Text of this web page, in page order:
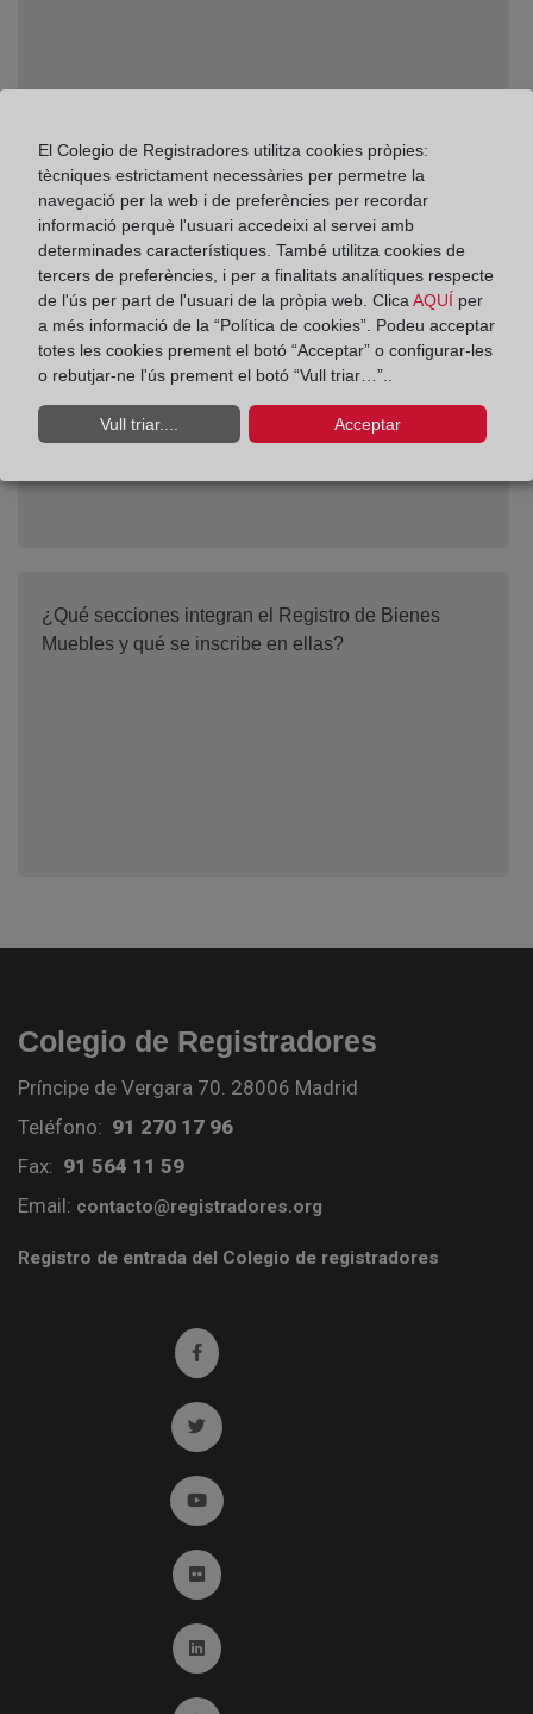
¿Qué no se puede inscribir en el Registro de Bienes
Muebles?
¿Qué secciones integran el Registro de Bienes
Muebles y qué se inscribe en ellas?
Colegio de Registradores
Príncipe de Vergara 70. 28006 Madrid
Teléfono: 91 270 17 96
Fax: 91 564 11 59
Email: contacto@registradores.org
Registro de entrada del Colegio de registradores
Ir a facebook (abre en ventana nueva)
Ir a twitter (abre en ventana nueva)
Ir a YouTube (abre en ventana nueva)
Ir a Flickr (abre en ventana nueva)
Ir a Linkedin (abre en ventana nueva)
El Colegio de Registradores utilitza cookies pròpies:
tècniques estrictament necessàries per permetre la
navegació per la web i de preferències per recordar
informació perquè l'usuari accedeixi al servei amb
determinades característiques. També utilitza cookies de
tercers de preferències, i per a finalitats analítiques respecte
de l'ús per part de l'usuari de la pròpia web. ClicaAQUÍ per
a més informació de la “Política de cookies”. Podeu acceptar
totes les cookies prement el botó “Acceptar” o configurar-les
o rebutjar-ne l'ús prement el botó “Vull triar…”..
Vull triar.... Acceptar